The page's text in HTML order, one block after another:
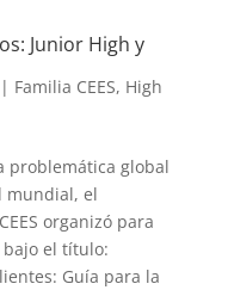
Junior High y
Familia CEES, High
problemática global
mundial, el
organizó para
bajo el título:
Guía para la